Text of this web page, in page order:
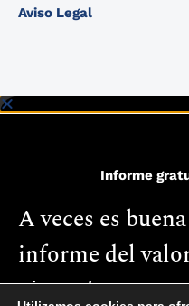
Aviso Legal
Informe
A veces es
informe del
si no planeas